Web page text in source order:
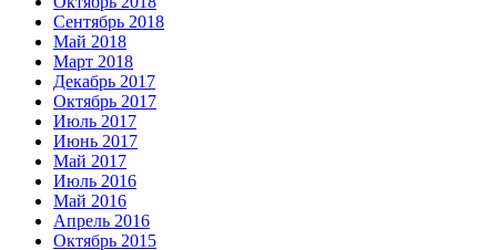
Сентябрь 2018
Май 2018
Март 2018
Декабрь 2017
Октябрь 2017
Июль 2017
Июнь 2017
Май 2017
Июль 2016
Май 2016
Апрель 2016
Октябрь 2015